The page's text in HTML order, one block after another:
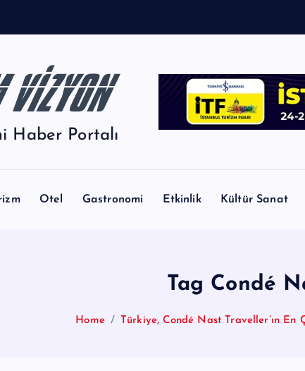
Haber Portalı
Otel Gastronomi Etkinlik Kültür Sanat
Tag Condé
Home Türkiye, Condé Nast Traveller’ın